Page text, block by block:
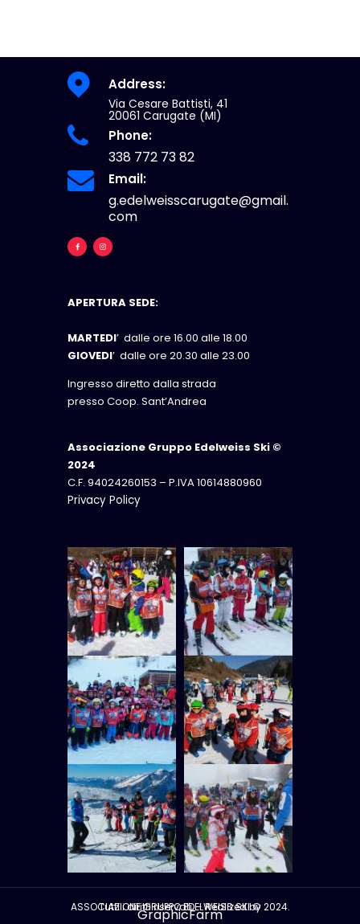
Address:
Via Cesare Battisti, 41
20061 Carugate (MI)
Phone:
338 772 73 82
Email:
g.edelweisscarugate@gmail.
com
APERTURA SEDE:
MARTEDI’ dalle ore 16.00 alle 18.00
GIOVEDI’ dalle ore 20.30 alle 23.00
Ingresso diretto dalla strada
presso Coop. Sant’Andrea
Associazione Gruppo Edelweiss Ski ©
2024
C.F. 94024260153 – P.IVA 10614880960
Privacy Policy
ASSOCIAZIONE GRUPPO EDELWEISS SKI © 2024. Tutti i diritti riservati. - Realized by
GraphicFarm